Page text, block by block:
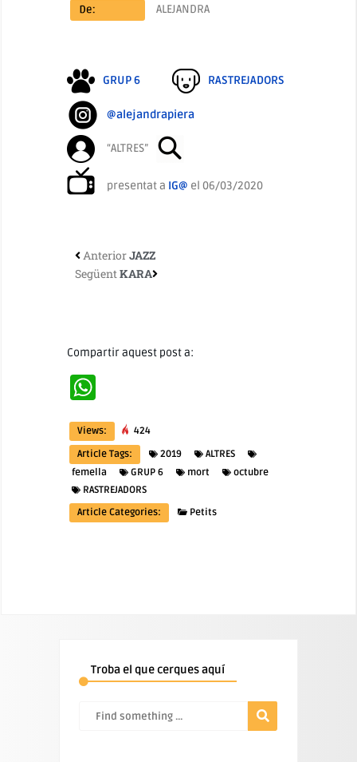
ALEJANDRA
GRUP 6 RASTREJADORS
@alejandrapiera
“ALTRES”
presentat a IG@ el 06/03/2020
AnteriorJAZZ
Següent KARA
Compartir aquest post a:
WhatsApp
Views:
424
Article Tags:
2019
ALTRES
femella
GRUP 6 mort
octubre
RASTREJADORS
Article Categories:
Petits
Troba el que cerques aquí